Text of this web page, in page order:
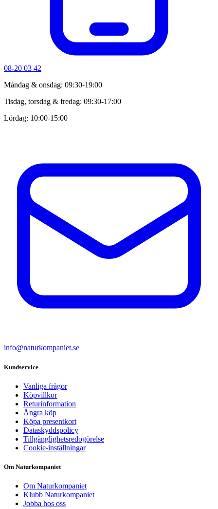
08-20 03 42
Måndag & onsdag: 09:30-19:00
Tisdag, torsdag & fredag: 09:30-17:00
Lördag: 10:00-15:00
info@naturkompaniet.se
Kundservice
Vanliga frågor
Köpvillkor
Returinformation
Ångra köp
Köpa presentkort
Dataskyddspolicy
Tillgänglighetsredogörelse
Cookie-inställningar
Om Naturkompaniet
Om Naturkompaniet
Klubb Naturkompaniet
Jobba hos oss